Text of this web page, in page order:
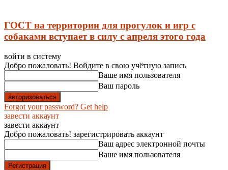
ГОСТ на территории для прогулок и игр с
собаками вступает в силу с апреля этого года
войти в систему
Добро пожаловать! Войдите в свою учётную запись
Ваше имя пользователя
Ваш пароль
Forgot your password? Get help
завести аккаунт
завести аккаунт
Добро пожаловать! зарегистрировать аккаунт
Ваш адрес электронной почты
Ваше имя пользователя